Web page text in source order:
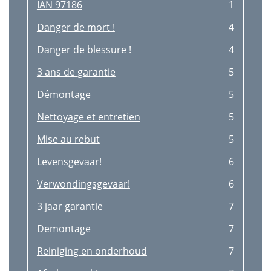
Lebensgefahr!
18
Verletzungsgefahr!
18
3 Jahre Garantie
19
Reinigung und Pﬂege
19
Hinweise zur Entsorgung
19
IAN 97186
1
Danger de mort !
4
Danger de blessure !
4
3 ans de garantie
5
Démontage
5
Nettoyage et entretien
5
Mise au rebut
5
Levensgevaar!
6
Verwondingsgevaar!
6
3 jaar garantie
7
Demontage
7
Reiniging en onderhoud
7